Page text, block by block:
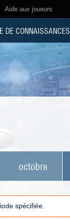
Aide aux joueurs
DE CONNAISSANCES
octobre
spécifiée.